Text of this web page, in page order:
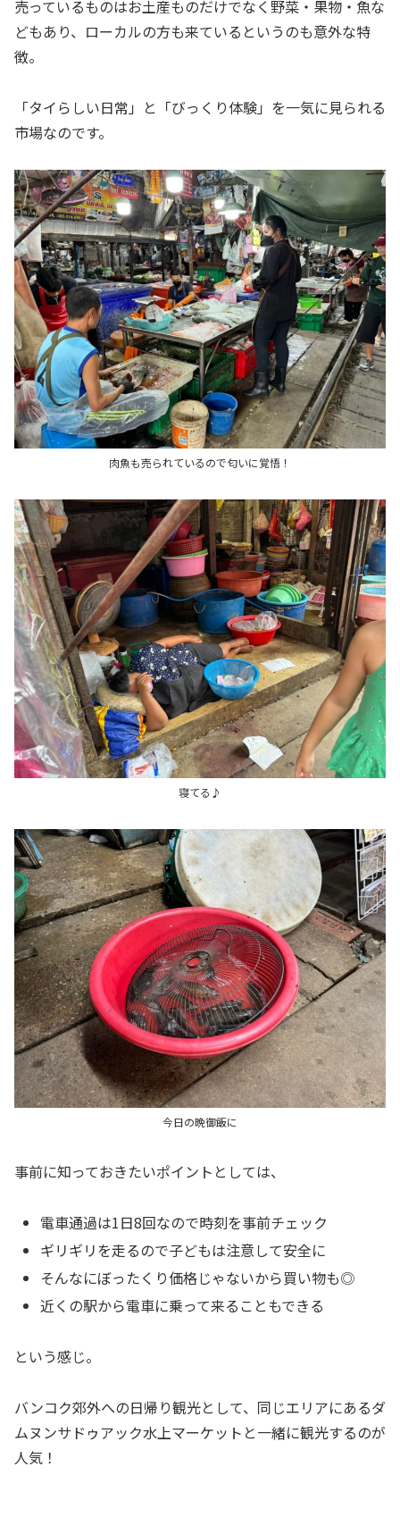
売っているものはお土産ものだけでなく野菜・果物・魚な
どもあり、ローカルの方も来ているというのも意外な特
徴。
「タイらしい日常」と「びっくり体験」を一気に見られる
市場なのです。
肉魚も売られているので匂いに覚悟！
寝てる♪
今日の晩御飯に
事前に知っておきたいポイントとしては、
電車通過は1日8回なので時刻を事前チェック
ギリギリを走るので子どもは注意して安全に
そんなにぼったくり価格じゃないから買い物も◎
近くの駅から電車に乗って来ることもできる
という感じ。
バンコク郊外への日帰り観光として、同じエリアにあるダ
ムヌンサドゥアック水上マーケットと一緒に観光するのが
人気！